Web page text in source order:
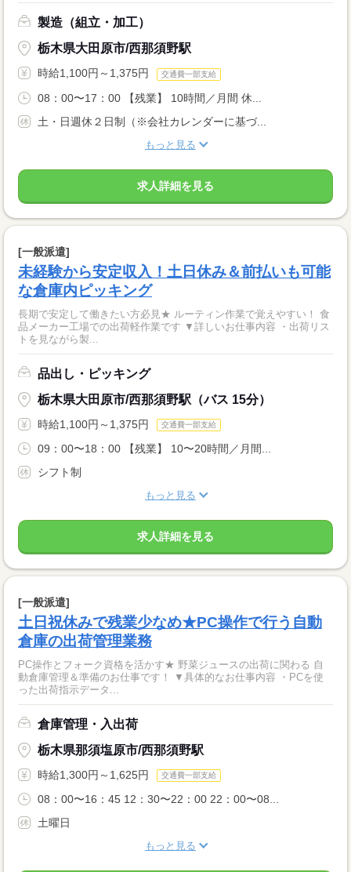
製造（組立・加工）
栃木県大田原市/西那須野駅
時給1,100円～1,375円 交通費一部支給
08：00〜17：00 【残業】 10時間／月間 休...
土・日週休２日制（※会社カレンダーに基づ...
もっと見る
求人詳細を見る
[一般派遣]
未経験から安定収入！土日休み＆前払いも可能
な倉庫内ピッキング
長期で安定して働きたい方必見★ ルーティン作業で覚えやすい！ 食
品メーカー工場での出荷軽作業です ▼詳しいお仕事内容 ・出荷リス
トを見ながら製...
品出し・ピッキング
栃木県大田原市/西那須野駅（バス 15分）
時給1,100円～1,375円 交通費一部支給
09：00〜18：00 【残業】 10〜20時間／月間...
シフト制
もっと見る
求人詳細を見る
[一般派遣]
土日祝休みで残業少なめ★PC操作で行う自動
倉庫の出荷管理業務
PC操作とフォーク資格を活かす★ 野菜ジュースの出荷に関わる 自
動倉庫管理＆準備のお仕事です！ ▼具体的なお仕事内容 ・PCを使
った出荷指示データ...
倉庫管理・入出荷
栃木県那須塩原市/西那須野駅
時給1,300円～1,625円 交通費一部支給
08：00〜16：45 12：30〜22：00 22：00〜08...
土曜日
もっと見る